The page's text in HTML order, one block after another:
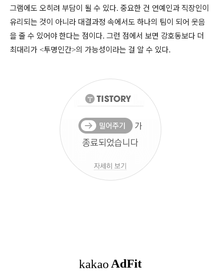
그램에도 오히려 부담이 될 수 있다. 중요한 건 연예인과 직장인이
유리되는 것이 아니라 대결과정 속에서도 하나의 팀이 되어 웃음
을 줄 수 있어야 한다는 점이다. 그런 점에서 보면 강호동보다 더
최대리가 <투명인간>의 가능성이라는 걸 알 수 있다.